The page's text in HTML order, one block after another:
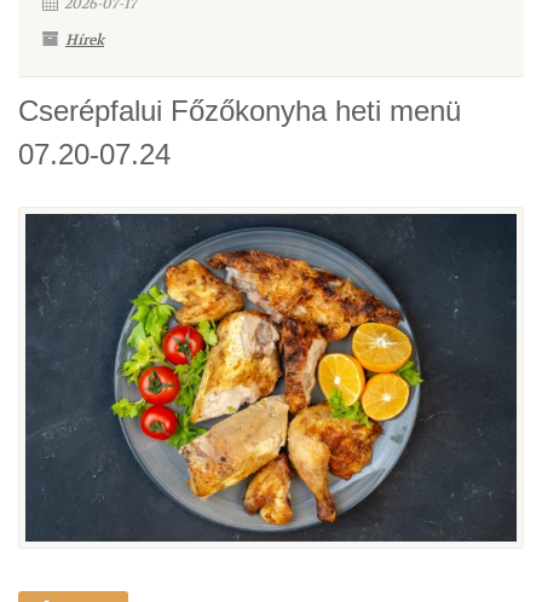
2026-07-17
Hírek
Cserépfalui Főzőkonyha heti menü
07.20-07.24